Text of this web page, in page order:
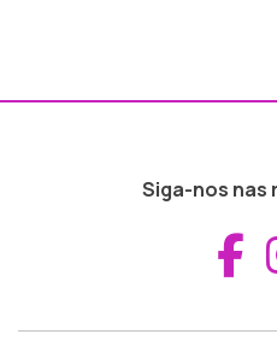
Siga-nos nas